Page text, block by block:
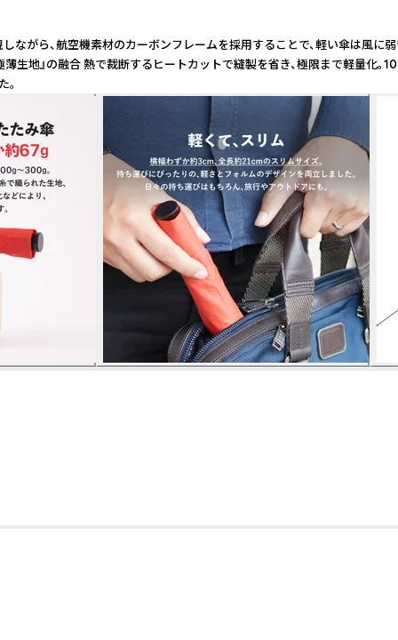
ら、航空機素材のカーボンフレームを採用することで、軽い傘
の融合 熱で裁断するヒートカットで縫製を省き、極限まで軽量